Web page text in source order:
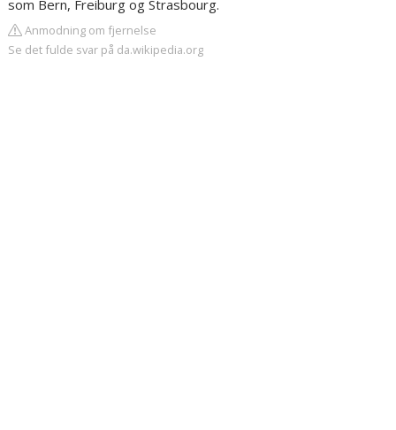
som Bern, Freiburg og Strasbourg.
Anmodning om fjernelse
Se det fulde svar på da.wikipedia.org